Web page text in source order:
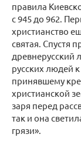
правила
с 945 до 962.
христианство
святая. Спустя
древнерусский
русских людей
принявшему
христианской
заря перед
так и она
грязи».